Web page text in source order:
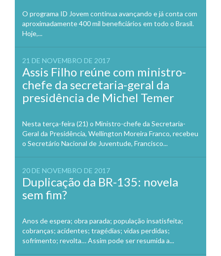
O programa ID Jovem continua avançando e já conta com
aproximadamente 400 mil beneficiários em todo o Brasil.
Hoje,...
21 DE NOVEMBRO DE 2017
Assis Filho reúne com ministro-
chefe da secretaria-geral da
presidência de Michel Temer
Nesta terça-feira (21) o Ministro-chefe da Secretaria-
Geral da Presidência, Wellington Moreira Franco, recebeu
o Secretário Nacional de Juventude, Francisco...
20 DE NOVEMBRO DE 2017
Duplicação da BR-135: novela
sem fim?
Anos de espera; obra parada; população insatisfeita;
cobranças; acidentes; tragédias; vidas perdidas;
sofrimento; revolta… Assim pode ser resumida a...